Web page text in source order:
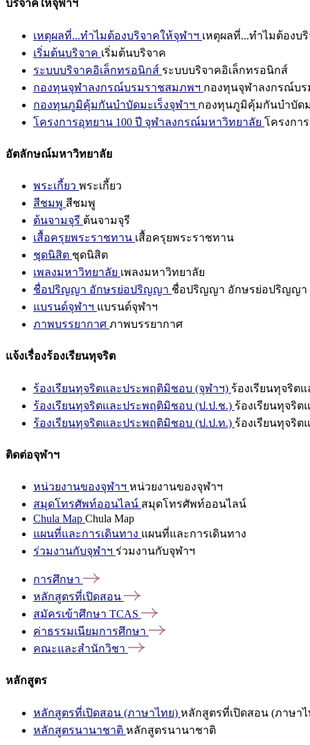
บริจาคให้จุฬาฯ
เหตุผลที่...ทำไมต้องบริจาคให้จุฬาฯ เหตุผลที่...ทำไมต้องบ
เริ่มต้นบริจาค เริ่มต้นบริจาค
ระบบบริจาคอิเล็กทรอนิกส์ ระบบบริจาคอิเล็กทรอนิกส์
กองทุนจุฬาลงกรณ์บรมราชสมภพฯ กองทุนจุฬาลงกรณ์บ
กองทุนภูมิคุ้มกันบำบัดมะเร็งจุฬาฯ กองทุนภูมิคุ้มกันบำบัดม
โครงการอุทยาน 100 ปี จุฬาลงกรณ์มหาวิทยาลัย โครงกา
อัตลักษณ์มหาวิทยาลัย
พระเกี้ยว พระเกี้ยว
สีชมพู สีชมพู
ต้นจามจุรี ต้นจามจุรี
เสื้อครุยพระราชทาน เสื้อครุยพระราชทาน
ชุดนิสิต ชุดนิสิต
เพลงมหาวิทยาลัย เพลงมหาวิทยาลัย
ชื่อปริญญา อักษรย่อปริญญา ชื่อปริญญา อักษรย่อปริญญา
แบรนด์จุฬาฯ แบรนด์จุฬาฯ
ภาพบรรยากาศ ภาพบรรยากาศ
แจ้งเรื่องร้องเรียนทุจริต
ร้องเรียนทุจริตและประพฤติมิชอบ (จุฬาฯ) ร้องเรียนทุจริต
ร้องเรียนทุจริตและประพฤติมิชอบ (ป.ป.ช.) ร้องเรียนทุจริ
ร้องเรียนทุจริตและประพฤติมิชอบ (ป.ป.ท.) ร้องเรียนทุจริ
ติดต่อจุฬาฯ
หน่วยงานของจุฬาฯ หน่วยงานของจุฬาฯ
สมุดโทรศัพท์ออนไลน์ สมุดโทรศัพท์ออนไลน์
Chula Map Chula Map
แผนที่และการเดินทาง แผนที่และการเดินทาง
ร่วมงานกับจุฬาฯ ร่วมงานกับจุฬาฯ
การศึกษา
หลักสูตรที่เปิดสอน
สมัครเข้าศึกษา TCAS
ค่าธรรมเนียมการศึกษา
คณะและสำนักวิชา
หลักสูตร
หลักสูตรที่เปิดสอน (ภาษาไทย) หลักสูตรที่เปิดสอน (ภาษาไ
หลักสูตรนานาชาติ หลักสูตรนานาชาติ